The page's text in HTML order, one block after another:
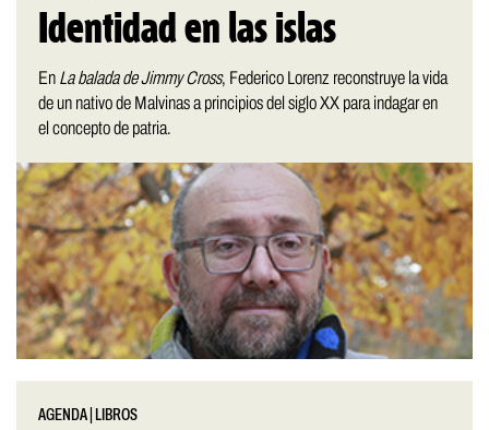
Identidad en las islas
En La balada de Jimmy Cross, Federico Lorenz reconstruye la vida
de un nativo de Malvinas a principios del siglo XX para indagar en
el concepto de patria.
AGENDA LIBROS